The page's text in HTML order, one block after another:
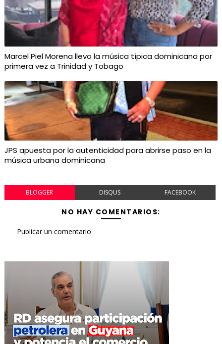
Marcel Piel Morena llevo la música típica dominicana por
primera vez a Trinidad y Tobago
JPS apuesta por la autenticidad para abrirse paso en la
música urbana dominicana
BLOGGER DISQUS FACEBOOK
NO HAY COMENTARIOS:
Publicar un comentario